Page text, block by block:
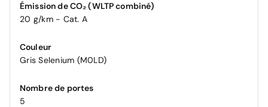
Émission de CO₂ (WLTP combiné)
20 g/km - Cat. A
Couleur
Gris Selenium (M0LD)
Nombre de portes
5